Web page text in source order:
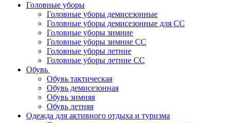
Головные уборы
Головные уборы демисезонные
Головные уборы демисезонные для СС
Головные уборы зимние
Головные уборы зимние СС
Головные уборы летние
Головные уборы летние СС
Обувь
Обувь тактическая
Обувь демисезонная
Обувь зимняя
Обувь летняя
Одежда для активного отдыха и туризма